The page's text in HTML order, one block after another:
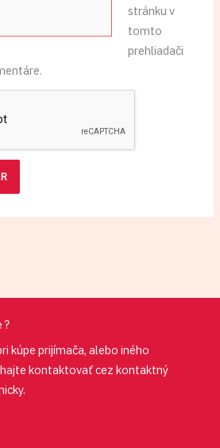
stránku v
tomto
prehliadači
?
kúpe prijímača, alebo iného
kontaktovať cez kontaktný